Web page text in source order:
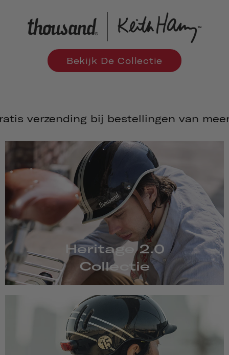
Bekijk De Collectie
bij bestellingen van meer dan $
Heritage 2.0
Collectie